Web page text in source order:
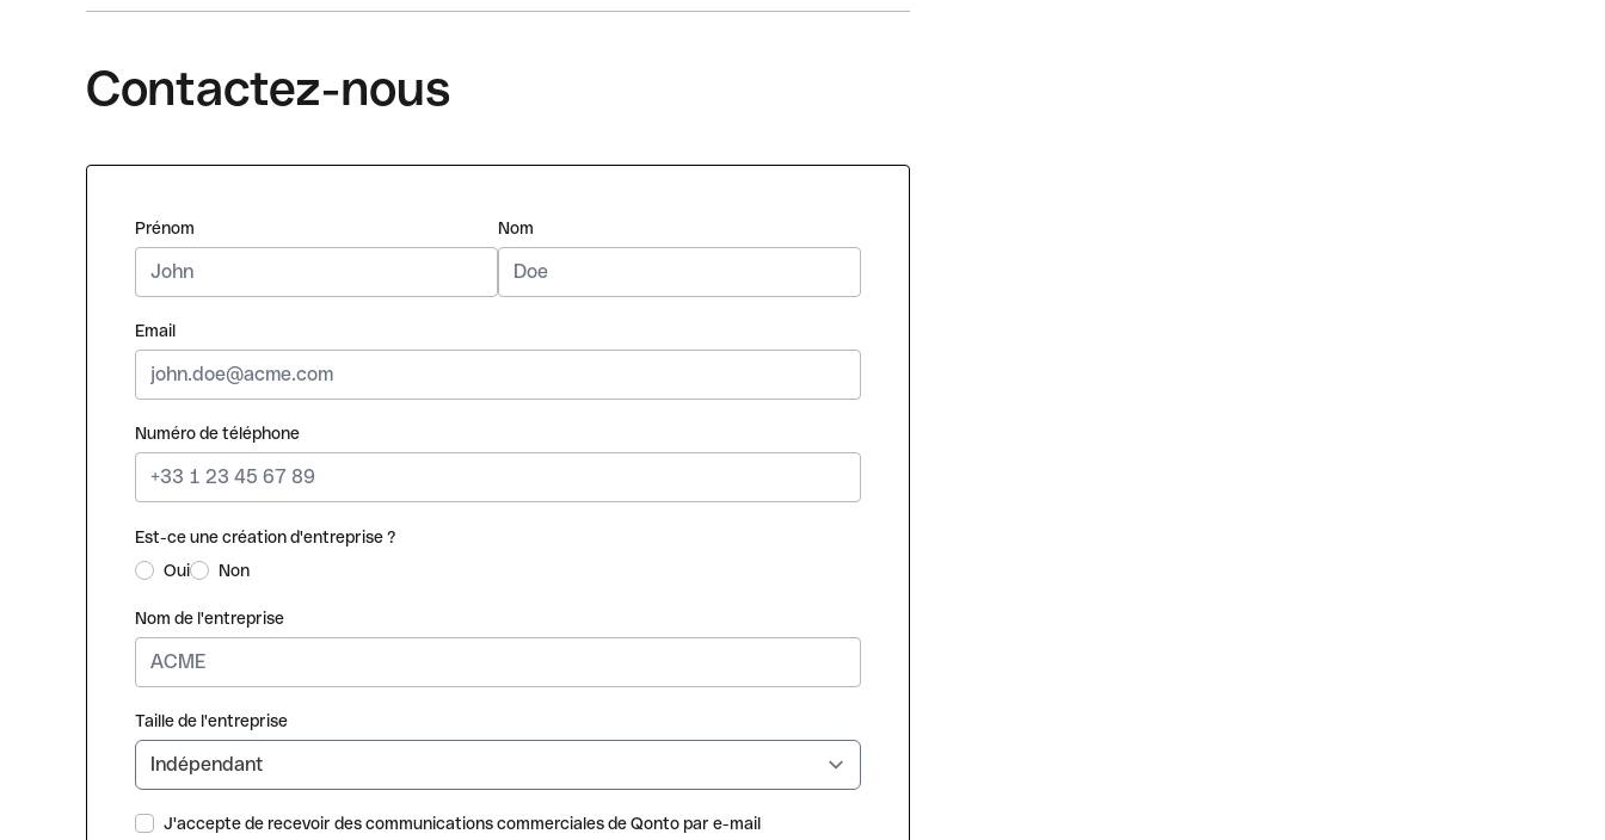
Contactez-nous
Prénom Nom
Email
Numéro de téléphone
Est-ce une création d'entreprise ?
Oui
Non
Nom de l'entreprise
Taille de l'entreprise
J'accepte de recevoir des communications commerciales de Qonto par e-mail